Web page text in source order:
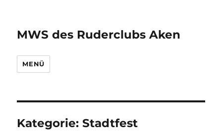
MWS des Ruderclubs Aken
MENÜ
Kategorie:Stadtfest